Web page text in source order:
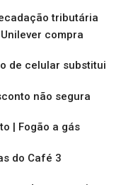
tributária
compra
de celular substitui
não segura
| Fogão a gás
do Café 3